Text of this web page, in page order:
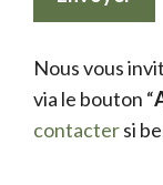
Nous vous
via le bouton “
contactersi